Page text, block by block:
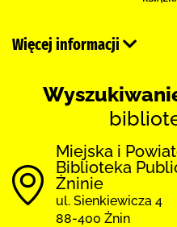
Więcej informacji
Miejska i
Biblioteka
Żninie
ul. Sienkiewicza 4
88-400 Żnin